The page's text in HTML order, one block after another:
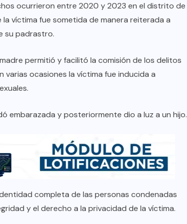
ocurrieron entre 2020 y 2023 en el distrito de
víctima fue sometida de manera reiterada a
su padrastro.
permitió y facilitó la comisión de los delitos
ocasiones la víctima fue inducida a
embarazada y posteriormente dio a luz a un hijo.
completa de las personas condenadas
y el derecho a la privacidad de la víctima.